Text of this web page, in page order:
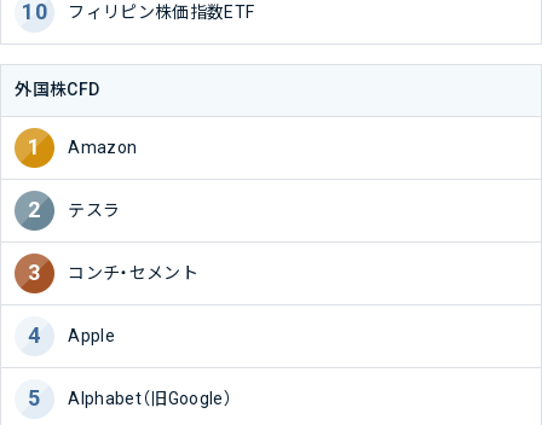
フィリピン株価指数ETF
外国株CFD
Amazon
テスラ
コンチ・セメント
Apple
Alphabet（旧Google）